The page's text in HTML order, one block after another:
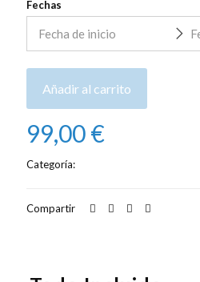
Fechas
Añadir al carrito
99,00€
Categoría:
Compartir